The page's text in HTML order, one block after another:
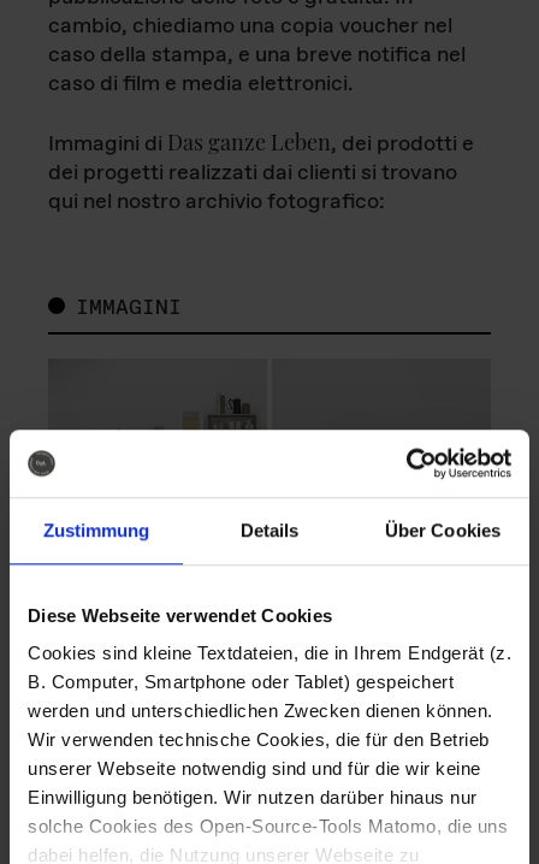
Zustimmung Details Über Cookies
Diese Webseite verwendet Cookies
Cookies sind kleine Textdateien, die in Ihrem Endgerät (z.
B. Computer, Smartphone oder Tablet) gespeichert
werden und unterschiedlichen Zwecken dienen können.
Wir verwenden technische Cookies, die für den Betrieb
unserer Webseite notwendig sind und für die wir keine
Einwilligung benötigen. Wir nutzen darüber hinaus nur
solche Cookies des Open-Source-Tools Matomo, die uns
dabei helfen, die Nutzung unserer Webseite zu
cambio, chiediamo una copia voucher nel
caso della stampa, e una breve notifica nel
caso di film e media elettronici.
Immagini di Das ganze Leben, dei prodotti e
dei progetti realizzati dai clienti si trovano
qui nel nostro archivio fotografico:
IMMAGINI
Fotografo: Lorenz
Sternbach
Download
Fotografo: Lorenz
Sternbach
Download